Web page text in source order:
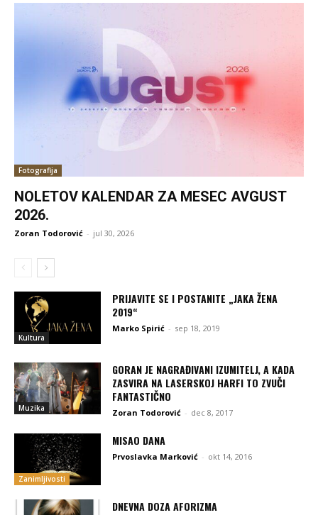
Fotografija
NOLETOV KALENDAR ZA MESEC AVGUST
2026.
Zoran Todorović - jul 30, 2026
Kultura
PRIJAVITE SE I POSTANITE „JAKA ŽENA
2019“
Marko Spirić - sep 18, 2019
Muzika
GORAN JE NAGRAĐIVANI IZUMITELJ, A KADA
ZASVIRA NA LASERSKOJ HARFI TO ZVUČI
FANTASTIČNO
Zoran Todorović - dec 8, 2017
Zanimljivosti
MISAO DANA
Prvoslavka Marković - okt 14, 2016
DNEVNA DOZA AFORIZMA